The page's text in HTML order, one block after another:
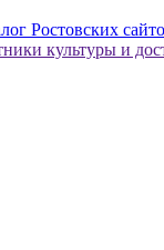
культуры и